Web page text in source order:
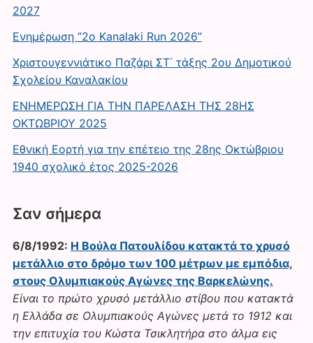
2027
Ενημέρωση ‘’2ο Kanalaki Run 2026’’
Χριστουγεννιάτικο Παζάρι ΣΤ΄ τάξης 2ου Δημοτικού
Σχολείου Καναλακίου
ΕΝΗΜΕΡΩΣΗ ΓΙΑ ΤΗΝ ΠΑΡΕΛΑΣΗ ΤΗΣ 28ΗΣ
ΟΚΤΩΒΡΙΟΥ 2025
Εθνική Εορτή για την επέτειο της 28ης Οκτώβριου
1940 σχολικό έτος 2025-2026
Σαν σήμερα
6/8/1992: Η Βούλα Πατουλίδου κατακτά το χρυσό
μετάλλιο στο δρόμο των 100 μέτρων με εμπόδια,
στους Ολυμπιακούς Αγώνες της Βαρκελώνης.
Είναι το πρώτο χρυσό μετάλλιο στίβου που κατακτά
η Ελλάδα σε Ολυμπιακούς Αγώνες μετά το 1912 και
την επιτυχία του Κώστα Τσικλητήρα στο άλμα εις